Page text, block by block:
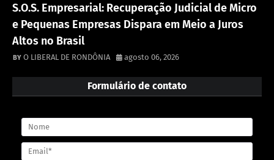
S.O.S. Empresarial: Recuperação Judicial de Micro
e Pequenas Empresas Dispara em Meio a Juros
Altos no Brasil
O LIBERAL DE RONDÔNIA agosto 06, 2026
Formulário de contato